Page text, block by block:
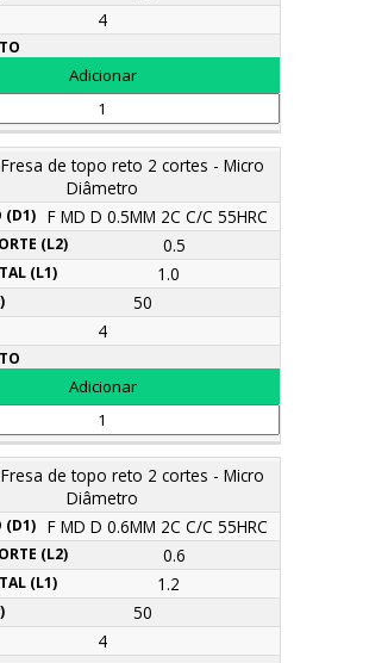
4
Fresa de topo reto 2 cortes - Micro
Diâmetro
F MD D 0.5MM 2C C/C 55HRC
0.5
1.0
50
4
Fresa de topo reto 2 cortes - Micro
Diâmetro
F MD D 0.6MM 2C C/C 55HRC
0.6
1.2
50
4